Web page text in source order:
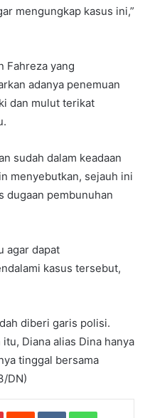
mengungkap kasus ini,”
Fahreza yang
adanya penemuan
dan mulut terikat
sudah dalam keadaan
menyebutkan, sejauh ini
dugaan pembunuhan
agar dapat
kasus tersebut,
diberi garis polisi.
Diana alias Dina hanya
tinggal bersama
DN)
Pinterest Reddit VKontakte